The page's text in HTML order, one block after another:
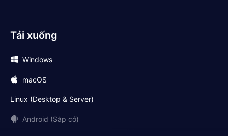
Tải xuống
Windows
macOS
Linux (Desktop & Server)
Android (Sắp có)